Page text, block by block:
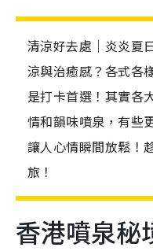
清涼好去處｜炎炎夏
涼與治癒感？各式各
是打卡首選！其實各
情和韻味噴泉，有些
讓人心情瞬間放鬆！
旅！
香港噴泉秘